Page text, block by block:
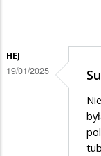
HEJ
19/01/2025